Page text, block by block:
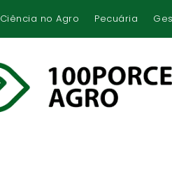
Ciência no Agro Pecuária